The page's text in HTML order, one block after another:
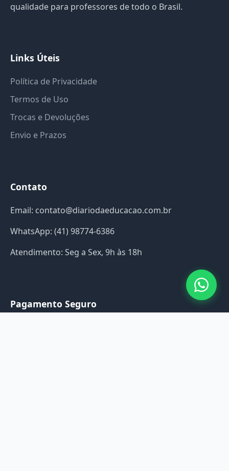
qualidade para professores de todo o Brasil.
Links Úteis
Política de Privacidade
Termos de Uso
Trocas e Devoluções
Envio e Prazos
Contato
Email: contato@diariodaeducacao.com.br
WhatsApp: (41) 98774-6386
Atendimento: Seg a Sex, 9h às 18h
Pagamento Seguro